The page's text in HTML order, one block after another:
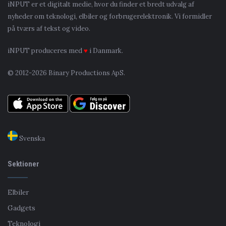
iNPUT er et digitalt medie, hvor du finder et bredt udvalg af
nyheder om teknologi, elbiler og forbrugerelektronik. Vi formidler
på tværs af tekst og video.
iNPUT produceres med♥ i Danmark.
© 2012-2026 Binary Productions ApS.
Svenska
Sektioner
Elbiler
Gadgets
Teknologi